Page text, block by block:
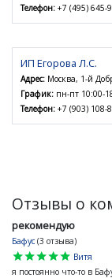
Телефон: +7 (495) 645-
ИП Егорова Л.С.
Адрес: Москва, 1-й
График: пн-пт 10:00-
Телефон: +7 (903) 108-
Отзывы о
рекомендую
Бафус (3 отзыва)
star
star
star
star
star
Витя
я постоянно что-то в